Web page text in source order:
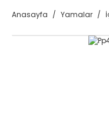
Anasayfa Yamalar